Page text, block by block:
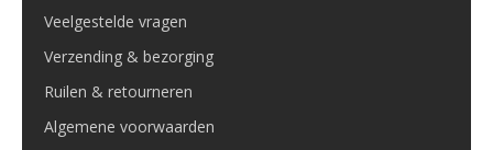
Veelgestelde vragen
Verzending & bezorging
Ruilen & retourneren
Algemene voorwaarden